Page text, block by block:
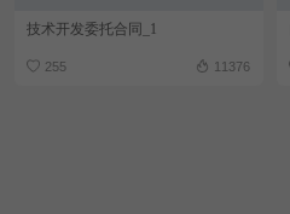
技术开发委托合同_1
255 11376